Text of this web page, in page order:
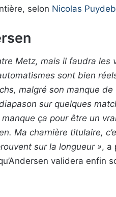
selon Nicolas
Metz, mais il faudra les
sont bien
malgré son manque de
sur quelques
ça pour être un
Ma charnière titulaire,
sur la longueur », a
validera enfin